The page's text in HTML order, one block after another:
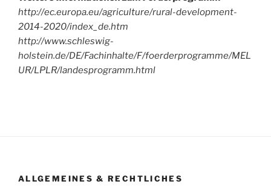
http://ec.europa.eu/agriculture/rural-development-
2014-2020/index_de.htm
http://www.schleswig-
holstein.de/DE/Fachinhalte/F/foerderprogramme/MEL
UR/LPLR/landesprogramm.html
ALLGEMEINES & RECHTLICHES